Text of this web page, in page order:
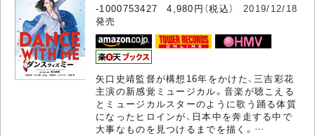
-1000753427 4,980円（税込） 2019/12/18
発売
矢口史靖監督が構想16年をかけた、三吉彩花
主演の新感覚ミュージカル。音楽が聴こえる
とミュージカルスターのように歌う踊る体質
になったヒロインが、日本中を奔走する中で
大事なものを見つけるまでを描く。…